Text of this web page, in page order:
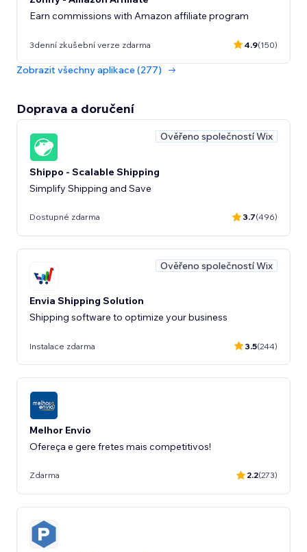
Earn commissions with Amazon affiliate program
3denní zkušební verze zdarma 4.9(150)
Zobrazit všechny aplikace (277)
Doprava a doručení
Ověřeno společností Wix
Shippo - Scalable Shipping
Simplify Shipping and Save
Dostupné zdarma 3.7(496)
Ověřeno společností Wix
Envia Shipping Solution
Shipping software to optimize your business
Instalace zdarma 3.5(244)
Melhor Envio
Ofereça e gere fretes mais competitivos!
Zdarma 2.2(273)